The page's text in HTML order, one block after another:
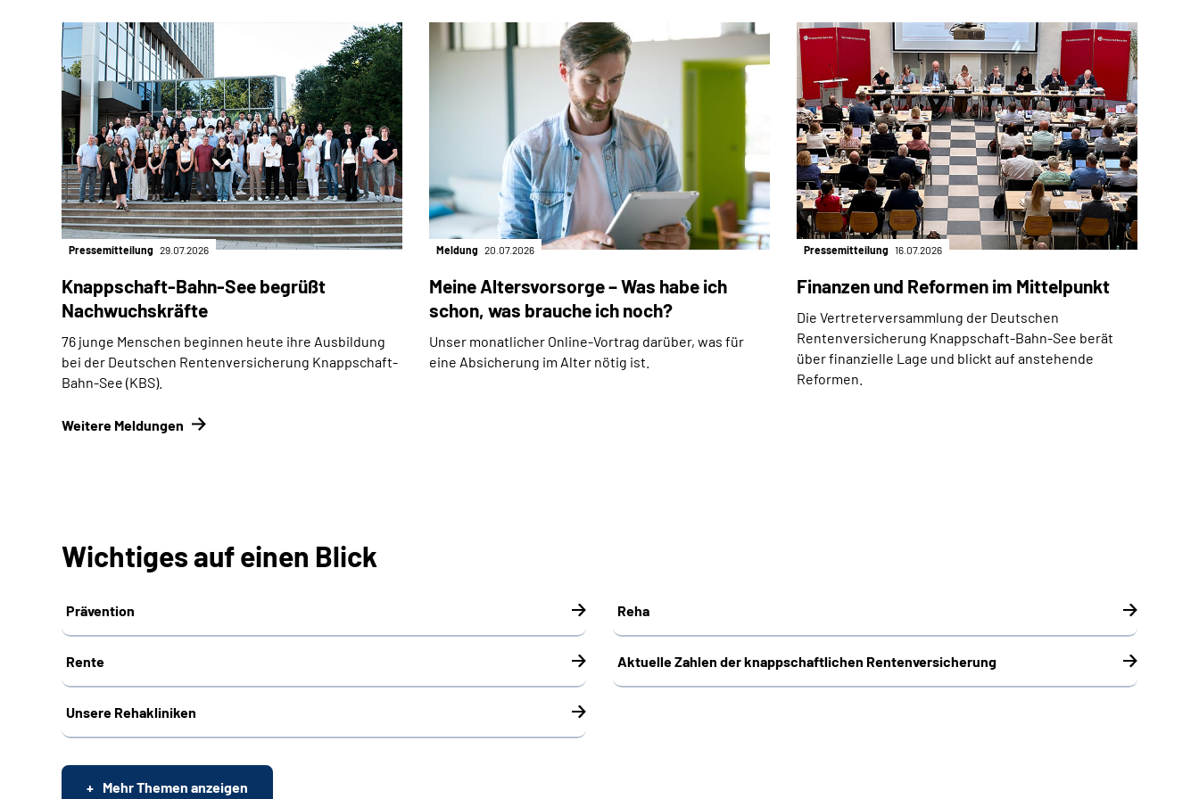
Pressemitteilung 29.07.2026
Knappschaft-Bahn-See begrüßt
Nachwuchskräfte
76 junge Menschen beginnen heute ihre Ausbildung
bei der Deutschen Rentenversicherung Knappschaft-
Bahn-See (KBS).
Meldung 20.07.2026
Meine Altersvorsorge – Was habe ich
schon, was brauche ich noch?
Unser monatlicher Online-Vortrag darüber, was für
eine Absicherung im Alter nötig ist.
Pressemitteilung 16.07.2026
Finanzen und Reformen im Mittelpunkt
Die Vertreterversammlung der Deutschen
Rentenversicherung Knappschaft-Bahn-See berät
über finanzielle Lage und blickt auf anstehende
Reformen.
Weitere Meldungen
Wichtiges auf einen Blick
Prävention Reha
Rente Aktuelle Zahlen der knappschaftlichen Rentenversicherung
Unsere Rehakliniken
Mehr Themen anzeigen